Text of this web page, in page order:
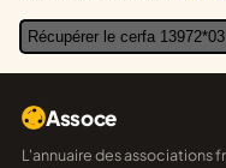
Récupérer le cerfa
Assoce
L'annuaire des associations françaises, construit sur les données